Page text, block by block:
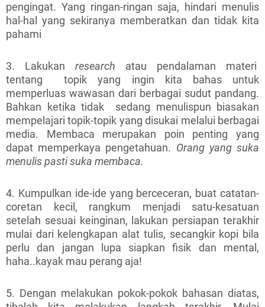
pengingat. Yang ringan-ringan saja, hindari menulis
hal-hal yang sekiranya memberatkan dan tidak kita
pahami
3. Lakukan research atau pendalaman materi
tentang topik yang ingin kita bahas untuk
memperluas wawasan dari berbagai sudut pandang.
Bahkan ketika tidak sedang menulispun biasakan
mempelajari topik-topik yang disukai melalui berbagai
media. Membaca merupakan poin penting yang
dapat memperkaya pengetahuan. Orang yang suka
menulis pasti suka membaca.
4. Kumpulkan ide-ide yang berceceran, buat catatan-
coretan kecil, rangkum menjadi satu-kesatuan
setelah sesuai keinginan, lakukan persiapan terakhir
mulai dari kelengkapan alat tulis, secangkir kopi bila
perlu dan jangan lupa siapkan fisik dan mental,
haha..kayak mau perang aja!
5. Dengan melakukan pokok-pokok bahasan diatas,